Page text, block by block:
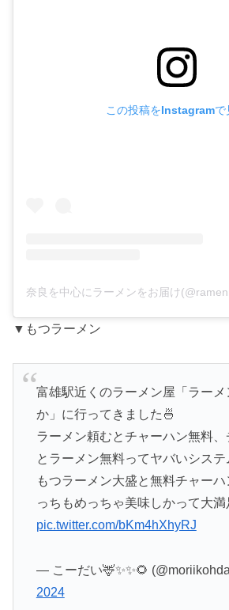
この投稿をInstagramで
▼もつラーメン
富雄駅近くのラーメン屋「ラー
か」に行ってきました🍜
ラーメン頼むとチャーハン無料
とラーメン無料ってヤバいシステ
もつラーメン大盛と無料チャー
っちもめっちゃ美味しかって大満
pic.twitter.com/bKm4hXhyRJ
— こーだい🦌✨✨🌻
2024